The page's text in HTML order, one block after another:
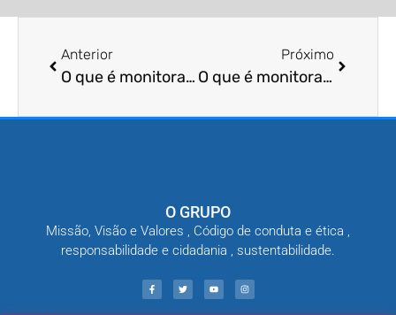
Anterior
O que é monitoramento de ácaros?
Próximo
O que é monitoramento de carrapatos?
O GRUPO
Missão, Visão e Valores , Código de conduta e ética ,
responsabilidade e cidadania , sustentabilidade.